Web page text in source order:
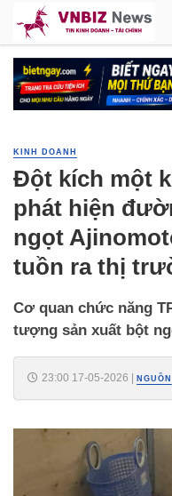
KINH DOANH
Đột kích một
phát hiện
ngọt
tuồn ra thị
Cơ quan chức năng
tượng sản xuất bột
23:00 17-05-2026 NGUỒN